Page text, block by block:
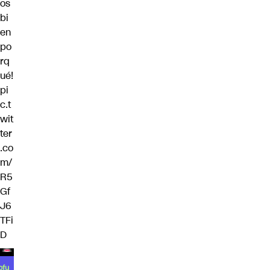
os
bi
en
po
rq
ué!
pi
c.t
wit
ter
.co
m/
R5
Gf
J6
TFi
D